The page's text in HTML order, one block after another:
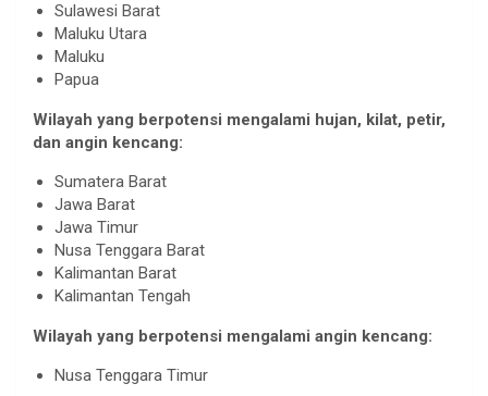
Sulawesi Barat
Maluku Utara
Maluku
Papua
Wilayah yang berpotensi mengalami hujan, kilat, petir,
dan angin kencang:
Sumatera Barat
Jawa Barat
Jawa Timur
Nusa Tenggara Barat
Kalimantan Barat
Kalimantan Tengah
Wilayah yang berpotensi mengalami angin kencang:
Nusa Tenggara Timur